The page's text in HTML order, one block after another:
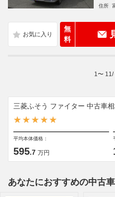
住所
無
料
1 〜 11 /
三菱ふそう ファイター 中古車
平均本体価格：
595.7 万円
あなたにおすすめの中古